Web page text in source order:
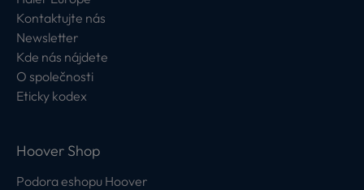
Kontaktujte nás
Newsletter
Kde nás nájdete
O společnosti
Eticky kodex
Hoover Shop
Podora eshopu Hoover